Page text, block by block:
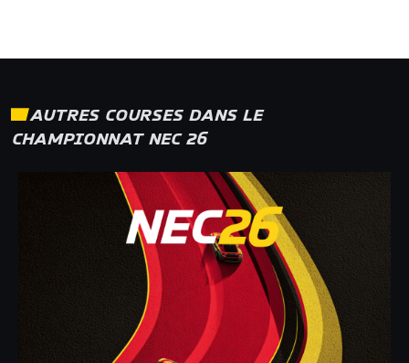
AUTRES COURSES DANS LE
CHAMPIONNAT NEC 26